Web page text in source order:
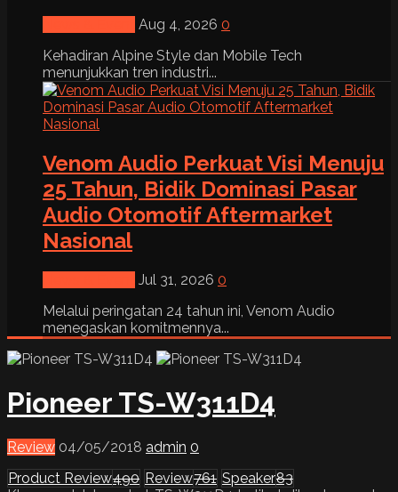
Aug 4, 2026 0
Kehadiran Alpine Style dan Mobile Tech
menunjukkan tren industri...
Venom Audio Perkuat Visi Menuju
25 Tahun, Bidik Dominasi Pasar
Audio Otomotif Aftermarket
Nasional
Jul 31, 2026 0
Melalui peringatan 24 tahun ini, Venom Audio
menegaskan komitmennya...
Pioneer TS-W311D4
Review 04/05/2018 admin 0
Product Review490 Review761 Speaker83